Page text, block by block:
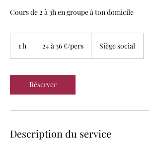
Cours de 2 à 3h en groupe à ton domicile
1 h 24 à 36 €/pers Siège social
Réserver
Description du service